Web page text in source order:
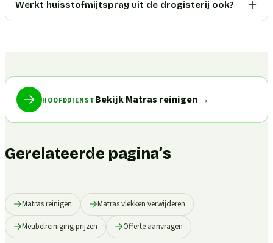
Werkt huisstofmijtspray uit de drogisterij ook?
HOOFDDIENST Bekijk Matras reinigen→
Gerelateerde pagina’s
Matras reinigen Matras vlekken verwijderen
Meubelreiniging prijzen Offerte aanvragen